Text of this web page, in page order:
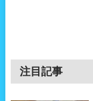
注目記事